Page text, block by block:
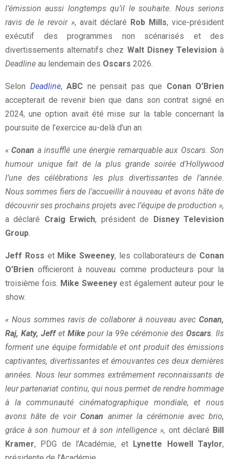
l’émission aussi longtemps qu’il le souhaite. Nous serions
ravis de le revoir », avait déclaré Rob Mills, vice-président
exécutif des programmes non scénarisés et des
divertissements alternatifs chez Walt Disney Televisionà
Deadline au lendemain des Oscars 2026.
Selon Deadline, ABC ne pensait pas que Conan O’Brien
accepterait de revenir bien que dans son contrat signé en
2024, une option avait été mise sur la table concernant la
poursuite de l’exercice au-delà d’un an.
«Conan a insufflé une énergie remarquable aux Oscars. Son
humour unique fait de la plus grande soirée d’Hollywood
l’une des célébrations les plus divertissantes de l’année.
Nous sommes fiers de l’accueillir à nouveau et avons hâte de
découvrir ses prochains projets avec l’équipe de production »,
a déclaré Craig Erwich, président de Disney Television
Group.
Jeff Ross et Mike Sweeney, les collaborateurs de Conan
O’Brien officieront à nouveau comme producteurs pour la
troisième fois. Mike Sweeney est également auteur pour le
show.
« Nous sommes ravis de collaborer à nouveau avec Conan,
Raj, Katy, Jeffet Mike pour la 99e cérémonie des Oscars. Ils
forment une équipe formidable et ont produit des émissions
captivantes, divertissantes et émouvantes ces deux dernières
années. Nous leur sommes extrêmement reconnaissants de
leur partenariat continu, qui nous permet de rendre hommage
à la communauté cinématographique mondiale, et nous
avons hâte de voirConan animer la cérémonie avec brio,
grâce à son humour et à son intelligence », ont déclaré Bill
Kramer, PDG de l’Académie, et Lynette Howell Taylor,